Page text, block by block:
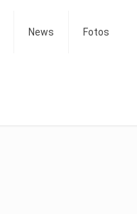
News Fotos